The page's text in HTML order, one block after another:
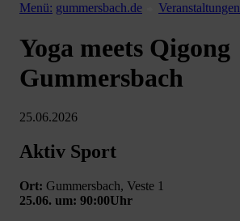
Menü: gummersbach.de Veranstaltungen
Yoga meets Qigong
Gummersbach
25.06.2026
Aktiv Sport
Ort: Gummersbach, Veste 1
25.06. um: 90:00Uhr